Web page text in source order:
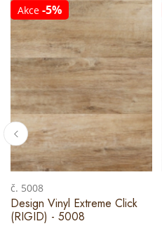
Akce -5%
č. 5008
Design Vinyl Extreme Click
(RIGID) - 5008